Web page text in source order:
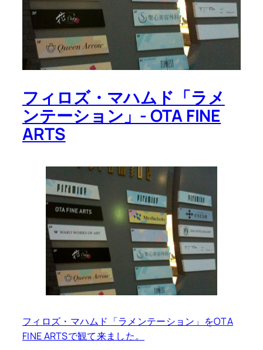
フィロズ・マハムド「ラメ
ンテーション」- OTA FINE
ARTS
フィロズ・マハムド「ラメンテーション」をOTA
FINE ARTSで観て来ました。